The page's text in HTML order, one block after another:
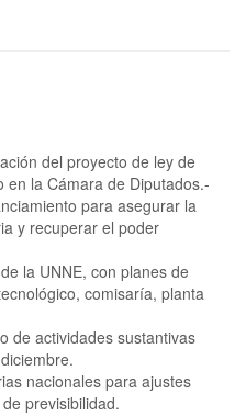
del proyecto de ley de
en la Cámara de Diputados.-
para asegurar la
y recuperar el poder
la UNNE, con planes de
comisaría, planta
de actividades sustantivas
nacionales para ajustes
previsibilidad.